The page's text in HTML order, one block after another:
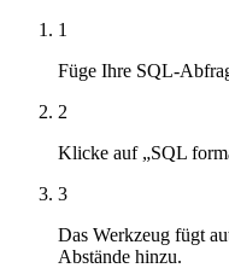
1
Füge Ihre SQL-
2
Klicke auf „SQL
3
Das Werkzeug fügt
Abstände hinzu.